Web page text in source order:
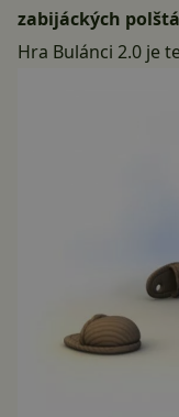
zabijáckých
Hra Bulánci 2.0 je